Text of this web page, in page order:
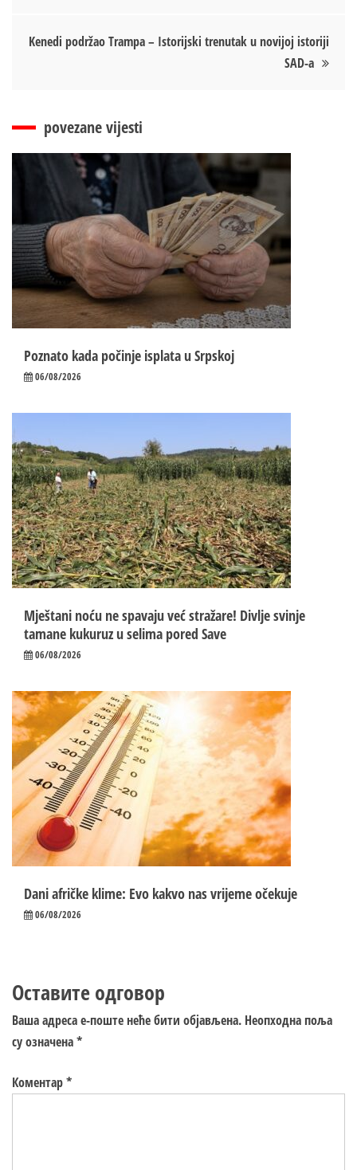
Kenedi podržao Trampa – Istorijski trenutak u novijoj istoriji
SAD-a
povezane vijesti
Poznato kada počinje isplata u Srpskoj
06/08/2026
Mještani noću ne spavaju već stražare! Divlje svinje
tamane kukuruz u selima pored Save
06/08/2026
Dani afričke klime: Evo kakvo nas vrijeme očekuje
06/08/2026
Оставите одговор
Ваша адреса е-поште неће бити објављена. Неопходна поља
су означена*
Коментар*